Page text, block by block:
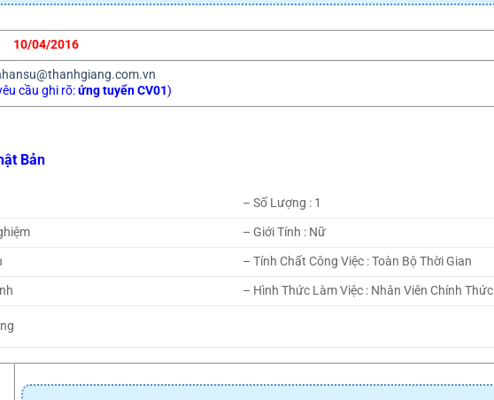
10/04/2016
cầu ghi rõ:ứng tuyển CV01)
Bản
– Số Lượng : 1
– Giới Tính : Nữ
– Tính Chất Công Việc : Toàn Bộ Thời Gian
– Hình Thức Làm Việc : Nhân Viên Chính Thức